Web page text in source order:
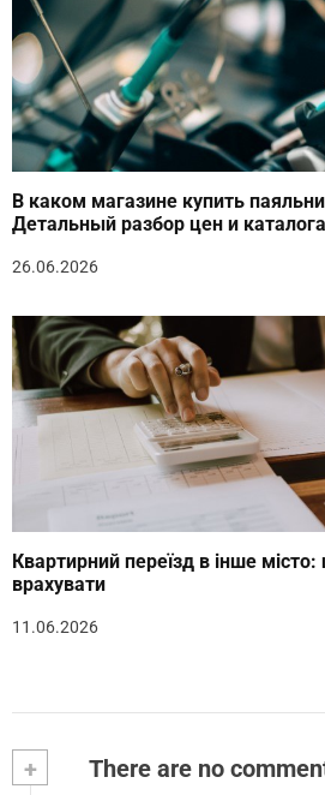
В каком магазине купить
Детальный разбор цен и
26.06.2026
Квартирний переїзд в інше
врахувати
11.06.2026
+ There are no